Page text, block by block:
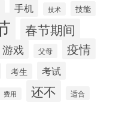
手机 技术 技能
春节期间
游戏 父母 疫情
考生 考试
费用 还不 适合